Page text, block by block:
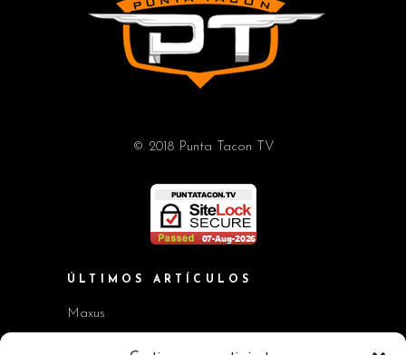
© 2018 Punta Tacon TV
ÚLTIMOS ARTÍCULOS
Maxus
Workshop BMW Neue Klasse